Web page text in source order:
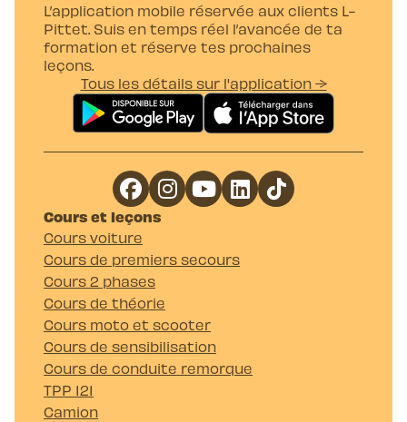
L’application mobile réservée aux clients L-
Pittet. Suis en temps réel l’avancée de ta
formation et réserve tes prochaines
leçons.
Tous les détails sur l'application →
Cours et leçons
Cours voiture
Cours de premiers secours
Cours 2 phases
Cours de théorie
Cours moto et scooter
Cours de sensibilisation
Cours de conduite remorque
TPP 121
Camion